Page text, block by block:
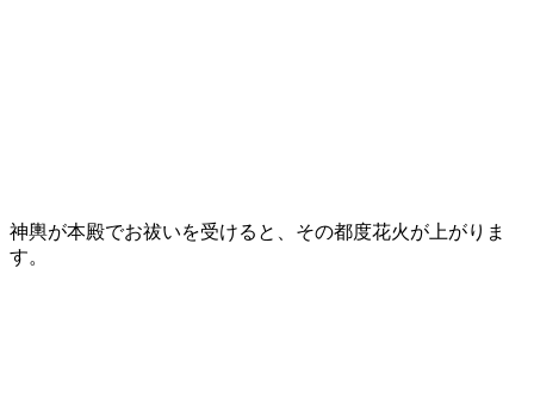
神輿が本殿でお祓いを受けると、その都度花火が上がりま
す。